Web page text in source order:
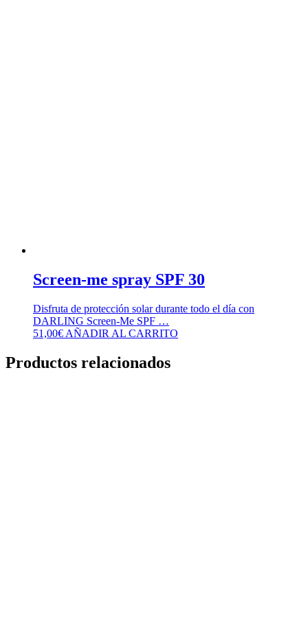
Screen-me spray SPF 30
Disfruta de protección solar durante todo el día con
DARLING Screen-Me SPF …
51,00€ AÑADIR AL CARRITO
Productos relacionados